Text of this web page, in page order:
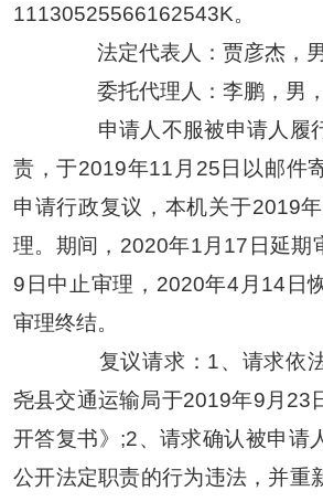
11130525566162543K。
法定代表人：贾彦杰，男
委托代理人：李鹏，男，
申请人不服被申请人履
责，于2019年11月25日以邮件
申请行政复议，本机关于2019
理。期间，2020年1月17日延期
9日中止审理，2020年4月14日
审理终结。
复议请求：1、请求依法
尧县交通运输局于2019年9月23
开答复书》;2、请求确认被申请
公开法定职责的行为违法，并重